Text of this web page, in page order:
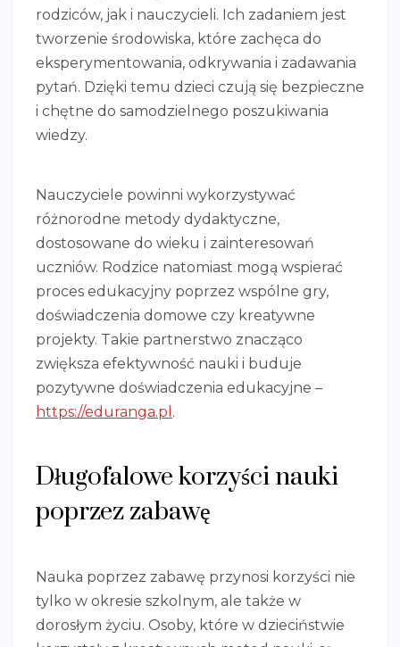
rodziców, jak i nauczycieli. Ich zadaniem jest
tworzenie środowiska, które zachęca do
eksperymentowania, odkrywania i zadawania
pytań. Dzięki temu dzieci czują się bezpieczne
i chętne do samodzielnego poszukiwania
wiedzy.
Nauczyciele powinni wykorzystywać
różnorodne metody dydaktyczne,
dostosowane do wieku i zainteresowań
uczniów. Rodzice natomiast mogą wspierać
proces edukacyjny poprzez wspólne gry,
doświadczenia domowe czy kreatywne
projekty. Takie partnerstwo znacząco
zwiększa efektywność nauki i buduje
pozytywne doświadczenia edukacyjne –
https://eduranga.pl .
Długofalowe korzyści nauki
poprzez zabawę
Nauka poprzez zabawę przynosi korzyści nie
tylko w okresie szkolnym, ale także w
dorosłym życiu. Osoby, które w dzieciństwie